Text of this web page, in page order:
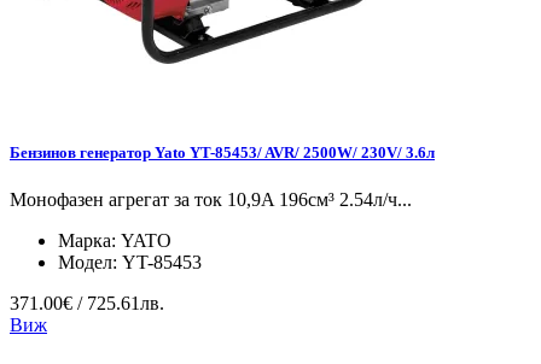
Бензинов генератор Yato YT-85453/ AVR/ 2500W/ 230V/ 3.6л
Mонофазен агрегат за ток 10,9A 196см³ 2.54л/ч...
Марка: YATO
Модел: YT-85453
371.00€ / 725.61лв.
Виж